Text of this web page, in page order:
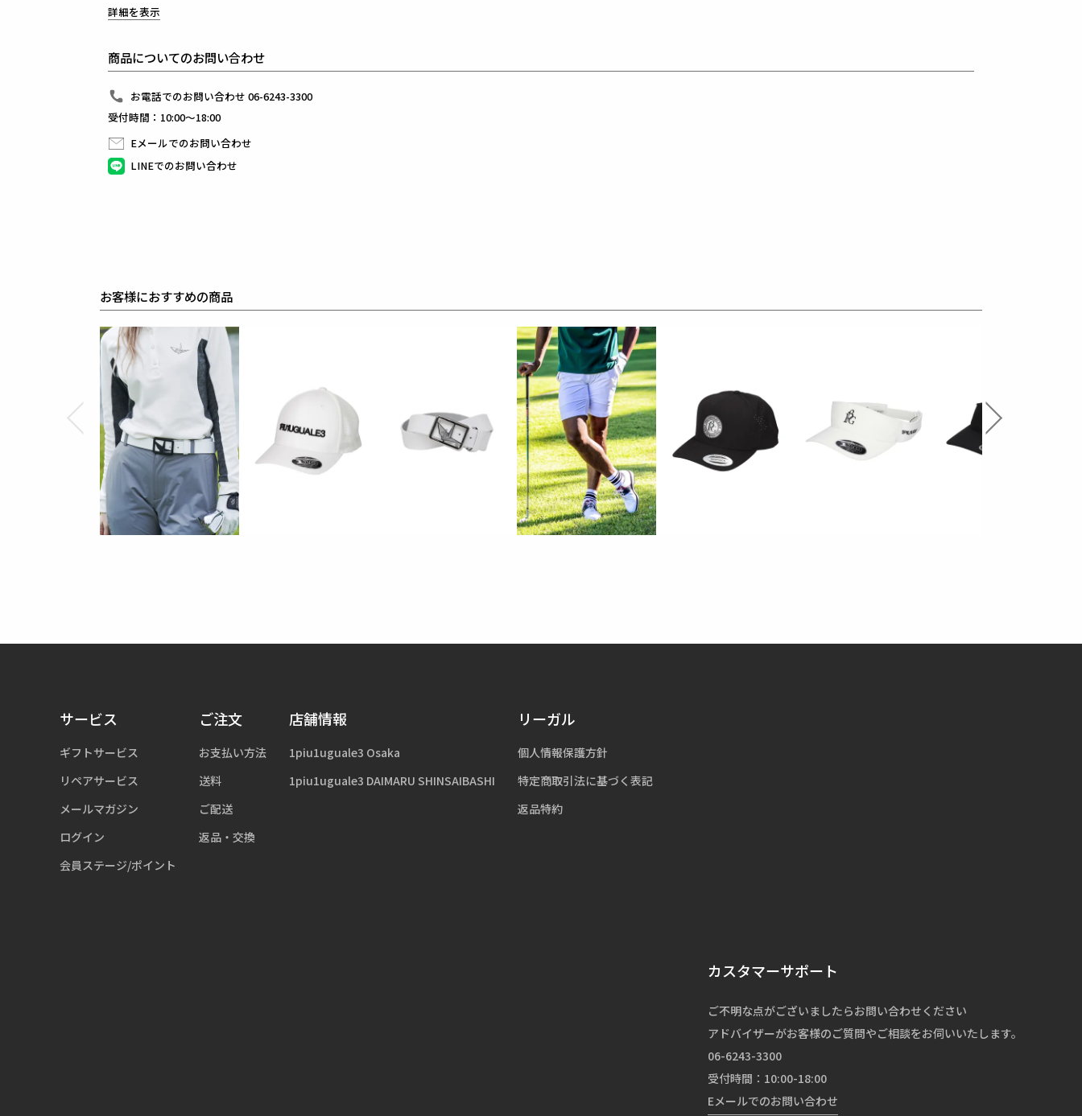
背面にはオリジナルロゴをジャガードで表現し、
シンプルな佇まいに確かな存在感を添えました。
1PIU1UGUALE3 GOLF（ウノピゥウノウグァーレトレ ゴルフ）
日本から世界に向けて発信するブランドとして世界中の上質な素材を贅沢に使用し、
ラグジュアリーな商品をリリースし続ける1PIU1UGUALE3。
ハイエンドラグジュアリーブランドが提案する、高いデザイン性とスポーツの機能美を併せ持ち
上質を知る全てのプレイヤーの為のウエアとしてリリースいたします。
革新的なハイテク素材を採用し、ただ派手な物ではなくテーラーリングを得意とする
同ブランドならではの立体パターンにより、洗練された高いデザイン性と
最高のフィッティングを兼ね備え着る者全てに高揚感と優越感をもたらします。
素材
ポリエステル100%
詳細を表示
商品についてのお問い合わせ
お電話でのお問い合わせ 06-6243-3300
受付時間：10:00～18:00
Eメールでのお問い合わせ
LINEでのお問い合わせ
サービス
ギフトサービス
リペアサービス
メールマガジン
ログイン
会員ステージ/ポイント
ご注文
お支払い方法
送料
ご配送
返品・交換
店舗情報
1piu1uguale3 Osaka
1piu1uguale3 DAIMARU SHINSAIBASHI
リーガル
個人情報保護方針
特定商取引法に基づく表記
返品特約
カスタマーサポート
ご不明な点がございましたらお問い合わせください
アドバイザーがお客様のご質問やご相談をお伺いいたします。
06-6243-3300
受付時間：10:00-18:00
Eメールでのお問い合わせ